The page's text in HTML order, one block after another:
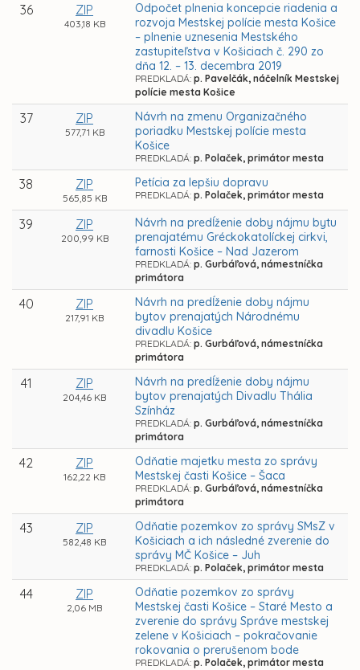
36 ZIP
403,18 KB
Odpočet plnenia koncepcie riadenia a
rozvoja Mestskej polície mesta Košice
– plnenie uznesenia Mestského
zastupiteľstva v Košiciach č. 290 zo
dňa 12. – 13. decembra 2019
PREDKLADÁ: p. Pavelčák, náčelník Mestskej
polície mesta Košice
37 ZIP
577,71 KB
Návrh na zmenu Organizačného
poriadku Mestskej polície mesta
Košice
PREDKLADÁ: p. Polaček, primátor mesta
38 ZIP
565,85 KB
Petícia za lepšiu dopravu
PREDKLADÁ: p. Polaček, primátor mesta
39 ZIP
200,99 KB
Návrh na predĺženie doby nájmu bytu
prenajatému Gréckokatolíckej cirkvi,
farnosti Košice – Nad Jazerom
PREDKLADÁ: p. Gurbáľová, námestníčka
primátora
40 ZIP
217,91 KB
Návrh na predĺženie doby nájmu
bytov prenajatých Národnému
divadlu Košice
PREDKLADÁ: p. Gurbáľová, námestníčka
primátora
41 ZIP
204,46 KB
Návrh na predĺženie doby nájmu
bytov prenajatých Divadlu Thália
Színház
PREDKLADÁ: p. Gurbáľová, námestníčka
primátora
42 ZIP
162,22 KB
Odňatie majetku mesta zo správy
Mestskej časti Košice – Šaca
PREDKLADÁ: p. Gurbáľová, námestníčka
primátora
43 ZIP
582,48 KB
Odňatie pozemkov zo správy SMsZ v
Košiciach a ich následné zverenie do
správy MČ Košice – Juh
PREDKLADÁ: p. Polaček, primátor mesta
44 ZIP
2,06 MB
Odňatie pozemkov zo správy
Mestskej časti Košice – Staré Mesto a
zverenie do správy Správe mestskej
zelene v Košiciach – pokračovanie
rokovania o prerušenom bode
PREDKLADÁ: p. Polaček, primátor mesta